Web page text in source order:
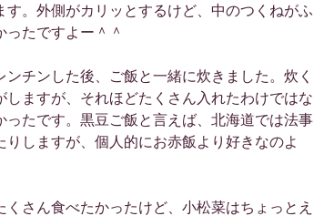
す。外側がカリッとするけど、中のつくねがふ
ったですよー＾＾
ンチンした後、ご飯と一緒に炊きました。炊く
しますが、それほどたくさん入れたわけではな
ったです。黒豆ご飯と言えば、北海道では法事
りしますが、個人的にお赤飯より好きなのよ
くさん食べたかったけど、小松菜はちょっとえ